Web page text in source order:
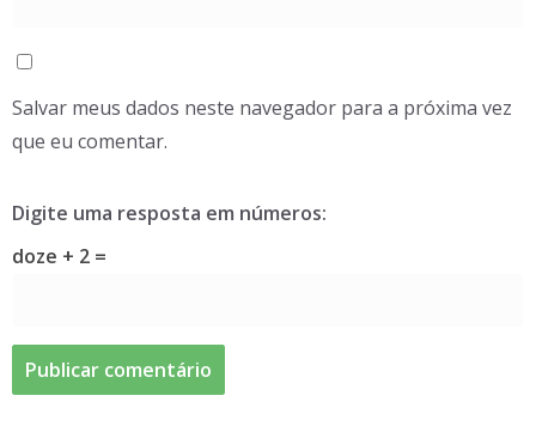
Salvar meus dados neste navegador para a próxima vez
que eu comentar.
Digite uma resposta em números:
doze + 2 =